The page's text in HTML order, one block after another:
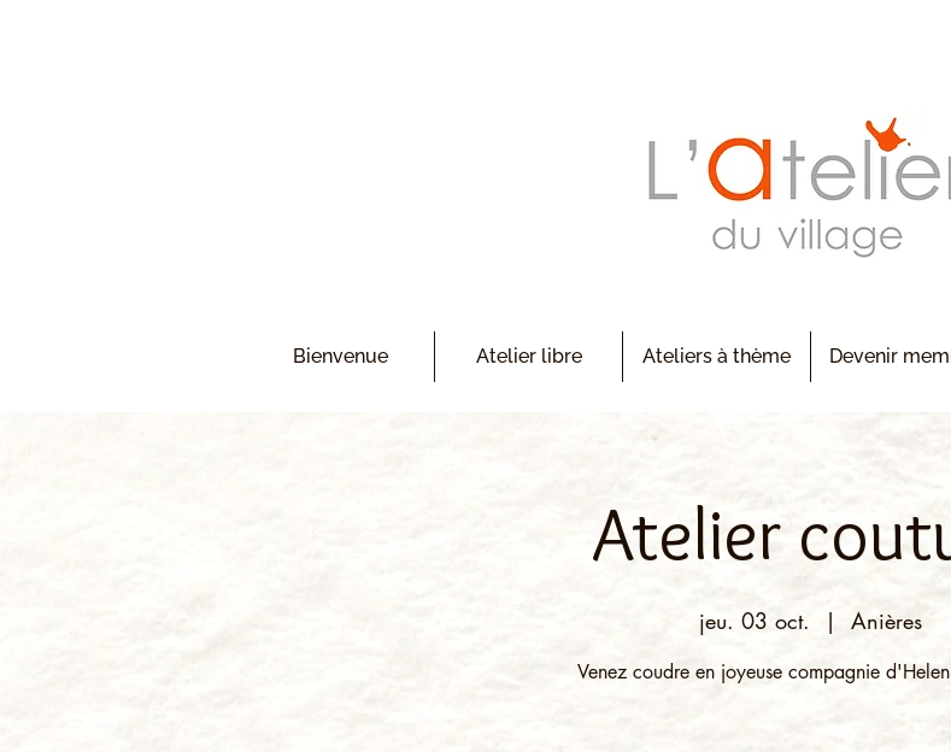
Bienvenue Atelier libre Ateliers à thème Devenir
Atelier
jeu. 03 oct.
  |
Anières
Venez coudre en joyeuse compagnie